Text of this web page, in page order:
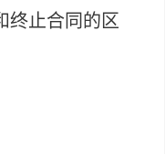
终止合同的区